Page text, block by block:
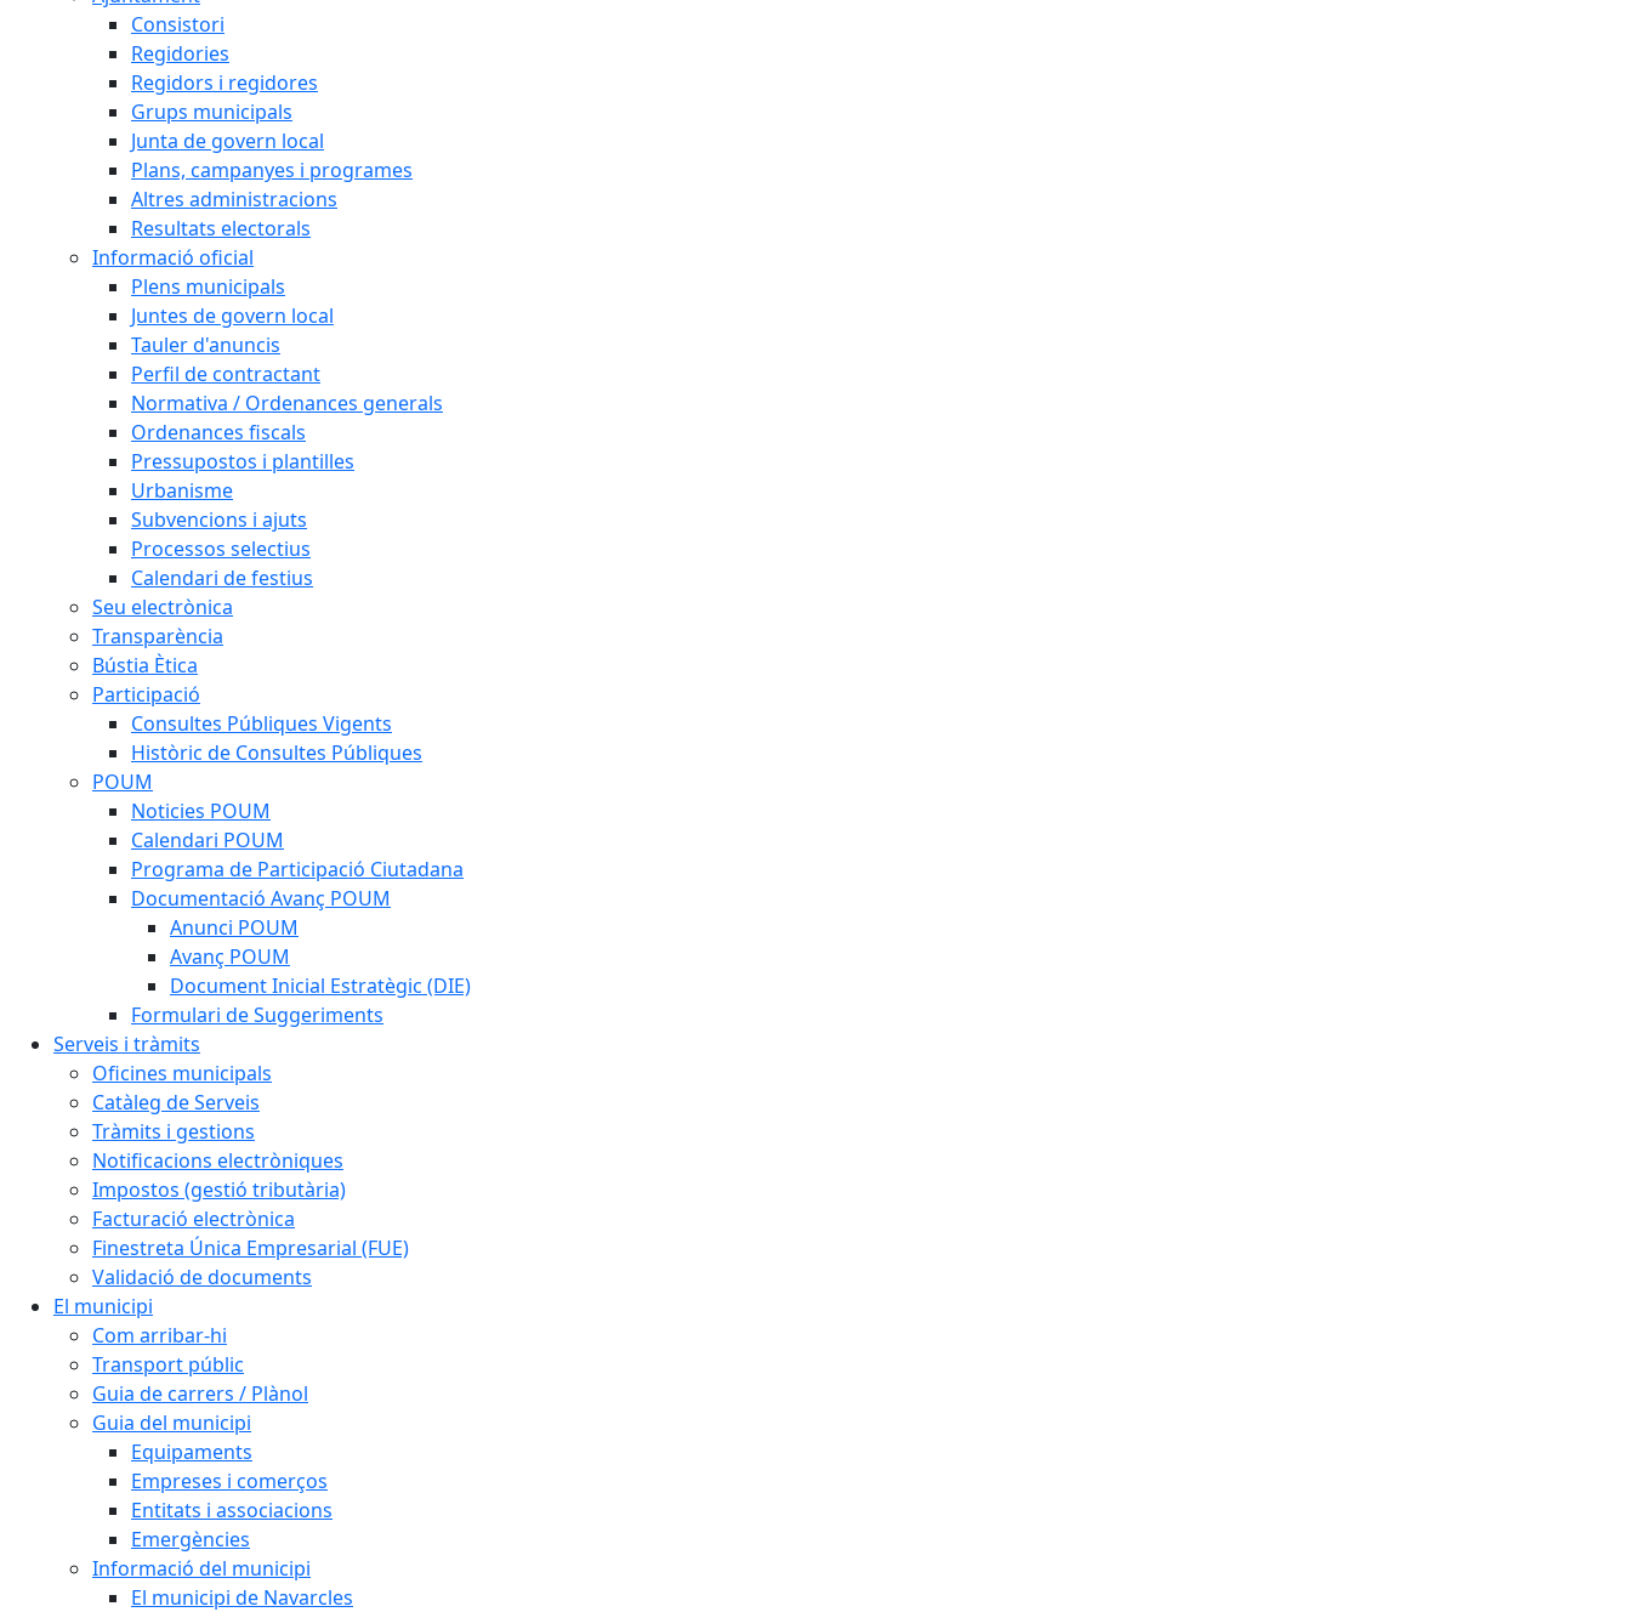
Consistori
Regidories
Regidors i regidores
Grups municipals
Junta de govern local
Plans, campanyes i programes
Altres administracions
Resultats electorals
Informació oficial
Plens municipals
Juntes de govern local
Tauler d'anuncis
Perfil de contractant
Normativa / Ordenances generals
Ordenances fiscals
Pressupostos i plantilles
Urbanisme
Subvencions i ajuts
Processos selectius
Calendari de festius
Seu electrònica
Transparència
Bústia Ètica
Participació
Consultes Públiques Vigents
Històric de Consultes Públiques
POUM
Noticies POUM
Calendari POUM
Programa de Participació Ciutadana
Documentació Avanç POUM
Anunci POUM
Avanç POUM
Document Inicial Estratègic (DIE)
Formulari de Suggeriments
Serveis i tràmits
Oficines municipals
Catàleg de Serveis
Tràmits i gestions
Notificacions electròniques
Impostos (gestió tributària)
Facturació electrònica
Finestreta Única Empresarial (FUE)
Validació de documents
El municipi
Com arribar-hi
Transport públic
Guia de carrers / Plànol
Guia del municipi
Equipaments
Empreses i comerços
Entitats i associacions
Emergències
Informació del municipi
El municipi de Navarcles